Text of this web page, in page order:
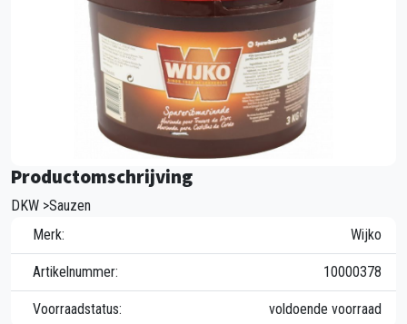
Productomschrijving
DKW >Sauzen
Merk:
Wijko
Artikelnummer: 10000378
Voorraadstatus: voldoende voorraad